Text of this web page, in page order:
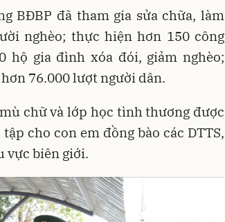
BĐBP đã tham gia sửa chữa, làm
nghèo; thực hiện hơn 150 công
hộ gia đình xóa đói, giảm nghèo;
76.000 lượt người dân.
chữ và lớp học tình thương được
cho con em đồng bào các DTTS,
vực biên giới.